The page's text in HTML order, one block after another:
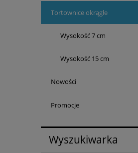
Tortownice okrągłe
Wysokość 7 cm
Wysokość 15 cm
Nowości
Promocje
Wyszukiwarka